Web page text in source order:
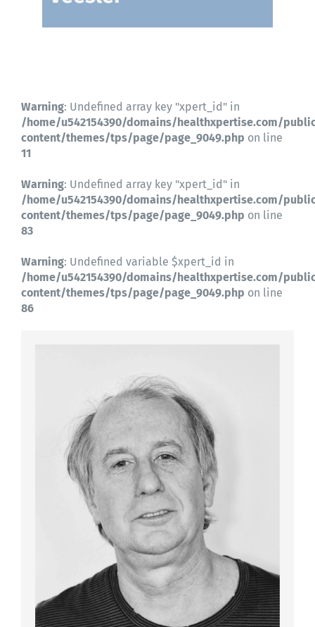
Warning: Undefined array key "xpert_id" in
/home/u542154390/domains/healthxpertise.com/
content/themes/tps/page/page_9049.php on line
11
Warning: Undefined array key "xpert_id" in
/home/u542154390/domains/healthxpertise.com/
content/themes/tps/page/page_9049.php on line
83
Warning: Undefined variable $xpert_id in
/home/u542154390/domains/healthxpertise.com/
content/themes/tps/page/page_9049.php on line
86